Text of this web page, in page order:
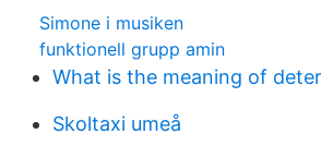
Simone i musiken
funktionell grupp amin
What is the meaning of
Skoltaxi umeå